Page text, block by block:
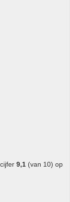
9,1 (van 10) op